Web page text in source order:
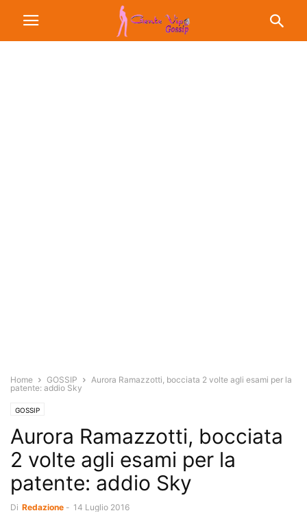
Home GOSSIP
Aurora Ramazzotti, bocciata 2 volte agli esami per la
patente: addio Sky
GOSSIP
Aurora Ramazzotti, bocciata
2 volte agli esami per la
patente: addio Sky
Di Redazione - 14 Luglio 2016